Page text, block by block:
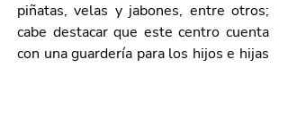
piñatas, velas y jabones, entre otros;
cabe destacar que este centro cuenta
con una guardería para los hijos e hijas